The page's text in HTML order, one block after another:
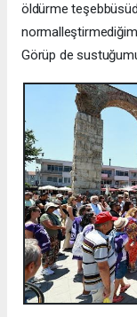
öldürme
Görüp de